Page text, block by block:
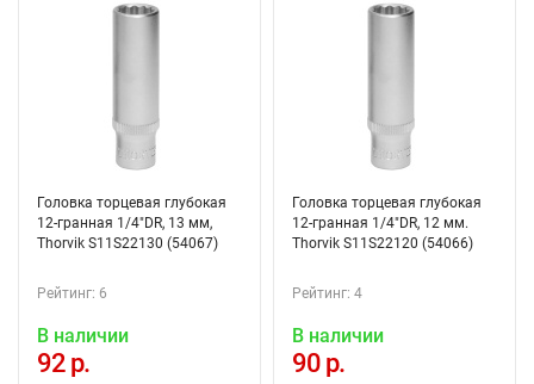
Головка торцевая глубокая
12-гранная 1/4"DR, 13 мм,
Thorvik S11S22130 (54067)
Рейтинг: 6
В наличии
92 р.
Головка торцевая глубокая
12-гранная 1/4"DR, 12 мм.
Thorvik S11S22120 (54066)
Рейтинг: 4
В наличии
90 р.